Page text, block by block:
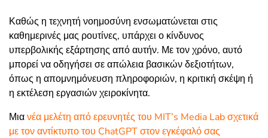
Καθώς η τεχνητή νοημοσύνη ενσωματώνεται στις
καθημερινές μας ρουτίνες, υπάρχει ο κίνδυνος
υπερβολικής εξάρτησης από αυτήν. Με τον χρόνο, αυτό
μπορεί να οδηγήσει σε απώλεια βασικών δεξιοτήτων,
όπως η απομνημόνευση πληροφοριών, η κριτική σκέψη ή
η εκτέλεση εργασιών χειροκίνητα.
Μιανέα μελέτη από ερευνητές του MIT’s Media Lab σχετικά
με τον αντίκτυπο του ChatGPT στον εγκέφαλό σας